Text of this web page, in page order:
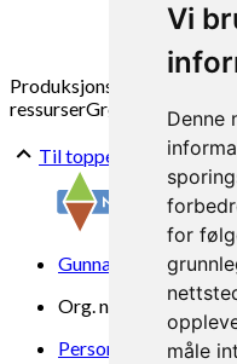
Vi
Denne
for
måle
Produksjonssystemer
ressurserGrønnsaker
Til toppen
Gunnars veg 6, 6630
Org. nr. 969 840 383
Personvern